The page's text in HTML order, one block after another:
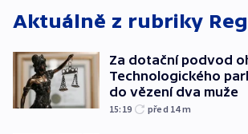
Aktuálně z rubriky
Za dotační podvod
Technologického
do vězení dva muže
15:19 před 14m